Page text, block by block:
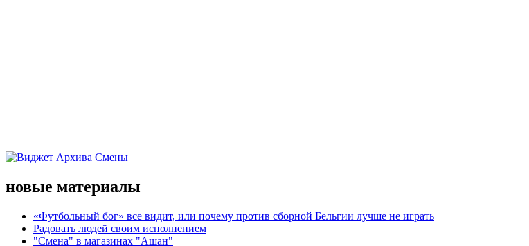
новые материалы
«Футбольный бог» все видит, или почему против сборной Бельгии лучше не играть
Радовать людей своим исполнением
"Смена" в магазинах "Ашан"